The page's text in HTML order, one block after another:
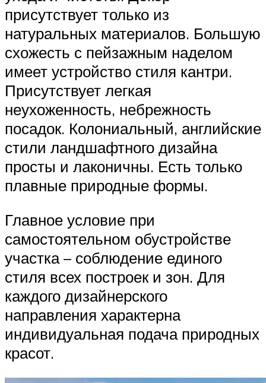
присутствует только из
натуральных материалов. Большую
схожесть с пейзажным наделом
имеет устройство стиля кантри.
Присутствует легкая
неухоженность, небрежность
посадок. Колониальный, английские
стили ландшафтного дизайна
просты и лаконичны. Есть только
плавные природные формы.
Главное условие при
самостоятельном обустройстве
участка – соблюдение единого
стиля всех построек и зон. Для
каждого дизайнерского
направления характерна
индивидуальная подача природных
красот.